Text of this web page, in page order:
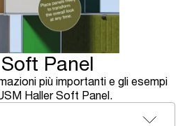
Panel
più importanti e gli esempi
Haller Soft Panel.